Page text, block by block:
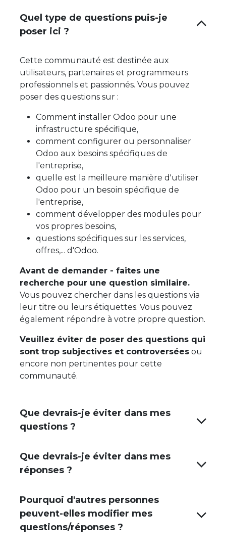
Quel type de questions puis-je
poser ici ?
Cette communauté est destinée aux
utilisateurs, partenaires et programmeurs
professionnels et passionnés. Vous pouvez
poser des questions sur :
Comment installer Odoo pour une
infrastructure spécifique,
comment configurer ou personnaliser
Odoo aux besoins spécifiques de
l'entreprise,
quelle est la meilleure manière d'utiliser
Odoo pour un besoin spécifique de
l'entreprise,
comment développer des modules pour
vos propres besoins,
questions spécifiques sur les services,
offres,... d'Odoo.
Avant de demander - faites une
recherche pour une question similaire.
Vous pouvez chercher dans les questions via
leur titre ou leurs étiquettes. Vous pouvez
également répondre à votre propre question.
Veuillez éviter de poser des questions qui
sont trop subjectives et controversées ou
encore non pertinentes pour cette
communauté.
Que devrais-je éviter dans mes
questions ?
Que devrais-je éviter dans mes
réponses ?
Pourquoi d'autres personnes
peuvent-elles modifier mes
questions/réponses ?